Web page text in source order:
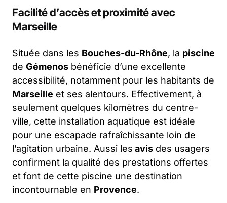
Facilité d’accès et proximité avec
Marseille
Située dans les Bouches-du-Rhône, la piscine
de Gémenos bénéficie d’une excellente
accessibilité, notamment pour les habitants de
Marseille et ses alentours. Effectivement, à
seulement quelques kilomètres du centre-
ville, cette installation aquatique est idéale
pour une escapade rafraîchissante loin de
l’agitation urbaine. Aussi les avis des usagers
confirment la qualité des prestations offertes
et font de cette piscine une destination
incontournable en Provence.